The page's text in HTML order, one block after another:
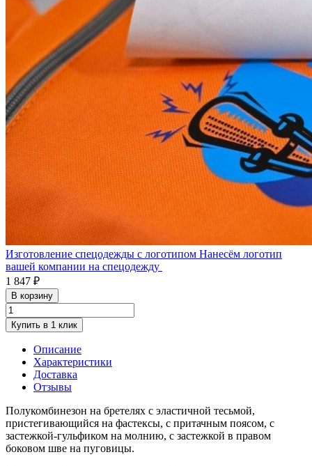
Изготовление спецодежды с логотипом Нанесём логотип
вашей компании на спецодежду
1 847 ₽
В корзину
Купить в 1 клик
Описание
Характеристики
Доставка
Отзывы
Полукомбинезон на бретелях с эластичной тесьмой,
пристегивающийся на фастексы, с притачным поясом, с
застежкой-гульфиком на молнию, с застежкой в правом
боковом шве на пуговицы.